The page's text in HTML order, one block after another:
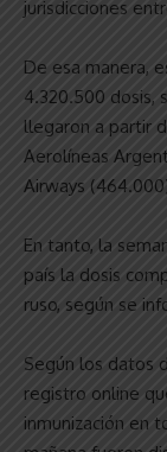
jurisdicciones
De esa manera,
4.320.500 dosis,
llegaron a partir
Aerolíneas
Airways
En tanto, la
país la dosis
ruso, según se
Según los datos
registro online
inmunización en